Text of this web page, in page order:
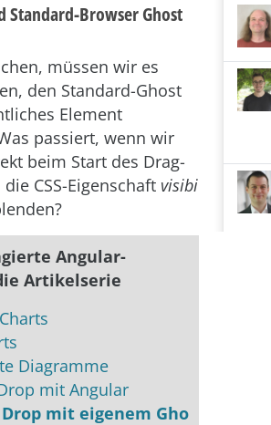
Standard-Browser Ghost
müssen wir es
den Standard-Ghost
Element
passiert, wenn wir
beim Start des Drag-
CSS-Eigenschaft visibi
Angular-
Artikelserie
Diagramme
mit Angular
mit eigenem Gho